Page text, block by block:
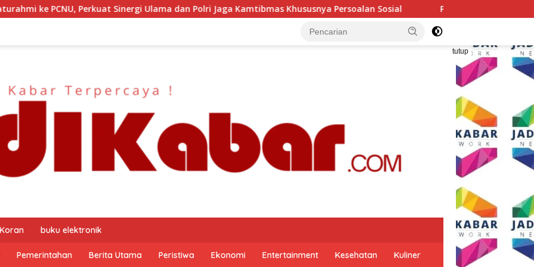
Sinergi Ulama dan Polri Jaga Kamtibmas Khususnya Persoalan Sosial Polresta Malang Kota Gelar Makan Bersama
tutup
buku elektronik
Pemerintahan Berita Utama Peristiwa Ekonomi Entertainment Kesehatan Kuliner